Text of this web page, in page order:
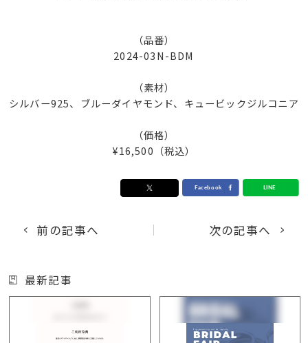
（品番）
2024-03N-BDM
（素材）
シルバー925、ブルーダイヤモンド、キュービックジルコニア
（価格）
¥16,500（税込）
前の記事へ 次の記事へ
最新記事